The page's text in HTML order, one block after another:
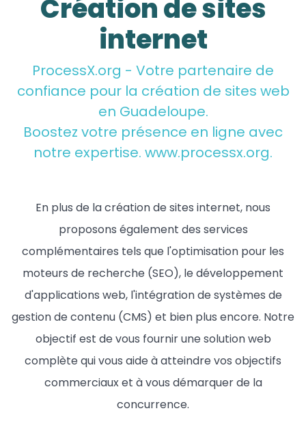
Création de sites
internet
ProcessX.org - Votre partenaire de
confiance pour la création de sites web
en Guadeloupe.
Boostez votre présence en ligne avec
notre expertise. www.processx.org.
En plus de la création de sites internet, nous
proposons également des services
complémentaires tels que l'optimisation pour les
moteurs de recherche (SEO), le développement
d'applications web, l'intégration de systèmes de
gestion de contenu (CMS) et bien plus encore. Notre
objectif est de vous fournir une solution web
complète qui vous aide à atteindre vos objectifs
commerciaux et à vous démarquer de la
concurrence.